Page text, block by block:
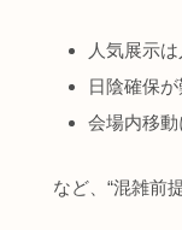
人気展示
日陰確保
会場内移
など、“混雑前